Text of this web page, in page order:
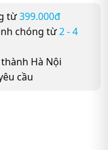
từ399.000đ
chóng từ2 - 4
Hà Nội
cầu
Cuốn từ Lớp 1 lớp 5 số